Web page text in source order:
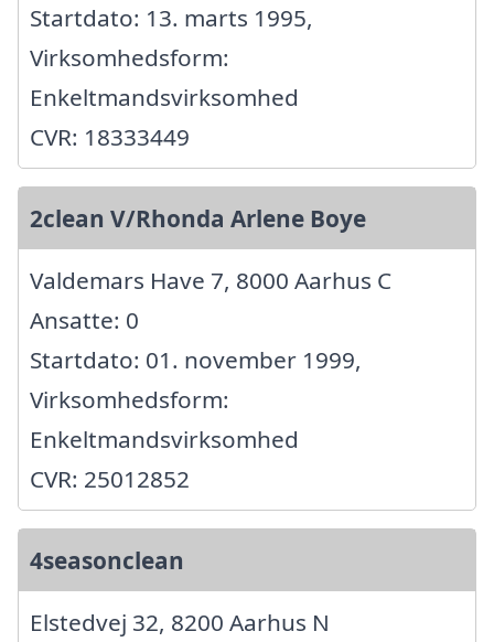
Startdato: 13. marts 1995,
Virksomhedsform:
Enkeltmandsvirksomhed
CVR: 18333449
2clean V/Rhonda Arlene Boye
Valdemars Have 7, 8000 Aarhus C
Ansatte: 0
Startdato: 01. november 1999,
Virksomhedsform:
Enkeltmandsvirksomhed
CVR: 25012852
4seasonclean
Elstedvej 32, 8200 Aarhus N